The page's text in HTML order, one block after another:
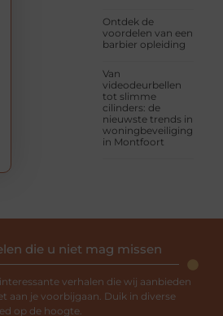
Ontdek de
voordelen van een
barbier opleiding
Van
videodeurbellen
tot slimme
cilinders: de
nieuwste trends in
woningbeveiliging
in Montfoort
die u niet mag missen
verhalen die wij aanbieden
aan je voorbijgaan. Duik in diverse
op de hoogte.